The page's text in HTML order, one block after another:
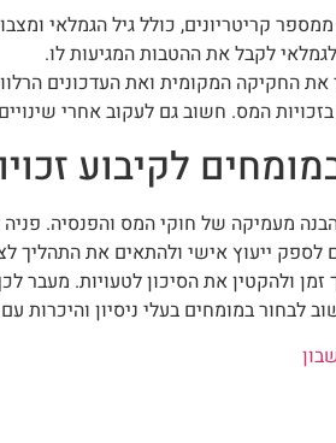
קריטריונים, כולל גיל הגמלאי
לגמלאי לקבל את ההטבות המגיעות לו.
החקיקה המקומית ואת העדכונים
המס. חשוב גם לעקוב אחרי
לקיבוע
הבנה מעמיקה של חוקי המס והפנסיה.
לספק ייעוץ אישי ולהתאים את התהליך
ולהקטין את הסיכון לטעויות. מעבר
לבחור במומחים בעלי ניסיון והיכרות